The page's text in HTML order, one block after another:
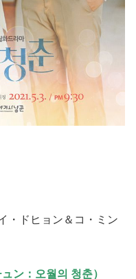
・ドヒョン＆コ・ミン
ン：오월의 청춘）